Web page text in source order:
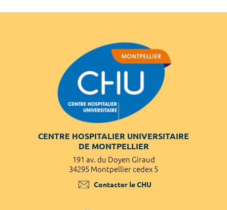
CENTRE HOSPITALIER UNIVERSITAIRE
DE MONTPELLIER
191 av. du Doyen Giraud
34295 Montpellier cedex 5
Contacter le CHU